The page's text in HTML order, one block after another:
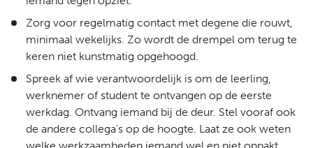
Zorg voor regelmatig contact met degene die rouwt,
minimaal wekelijks. Zo wordt de drempel om terug te
keren niet kunstmatig opgehoogd.
Spreek af wie verantwoordelijk is om de leerling,
werknemer of student te ontvangen op de eerste
werkdag. Ontvang iemand bij de deur. Stel vooraf ook
de andere collega’s op de hoogte. Laat ze ook weten